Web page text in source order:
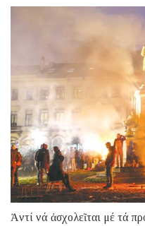
Ἀντί νά ἀσχολεῖται μέ τά